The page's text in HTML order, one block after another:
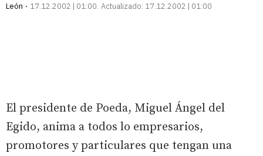
León
17.12.2002 | 01:00 Actualizado: 17.12.2002 | 01:00
El presidente de Poeda, Miguel Ángel del
Egido, anima a todos lo empresarios,
promotores y particulares que tengan una